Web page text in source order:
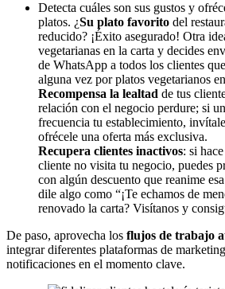
Detecta cuáles son sus gustos y
platos. ¿Su plato favorito del
reducido? ¡Éxito asegurado! Otra
vegetarianas en la carta y decides
de WhatsApp a todos los clientes
alguna vez por platos vegetarianos
Recompensa la lealtad de tus
relación con el negocio perdure; si
frecuencia tu establecimiento,
ofrécele una oferta más exclusiva.
Recupera clientes inactivos: si
cliente no visita tu negocio, puedes
con algún descuento que reanime
dile algo como “¡Te echamos de
renovado la carta? Visítanos y
De paso, aprovecha los flujos de trabajo
integrar diferentes plataformas de
notificaciones en el momento clave.